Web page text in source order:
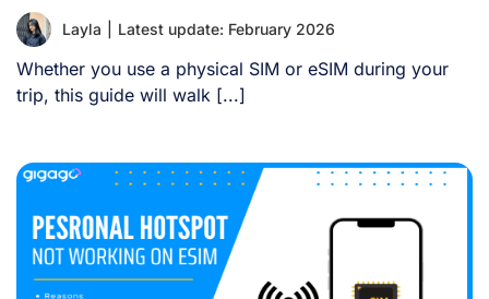
Layla Latest update: February 2026
Whether you use a physical SIM or eSIM during your
trip, this guide will walk [...]